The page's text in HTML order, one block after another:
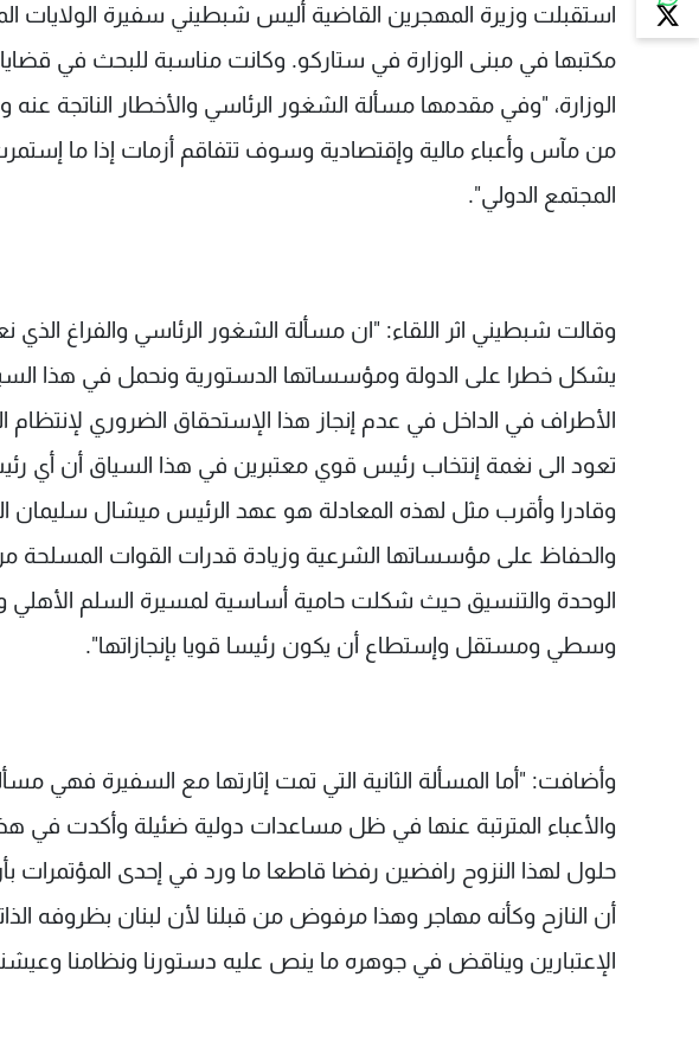
استقبلت وزيرة المهجرين القاضية أليس شبطيني سفيرة الولايات
مكتبها في مبنى الوزارة في ستاركو. وكانت مناسبة للبحث في
الوزارة، "وفي مقدمها مسألة الشغور الرئاسي والأخطار الناتجة عنه
من مآس وأعباء مالية وإقتصادية وسوف تتفاقم أزمات إذا ما
المجتمع الدولي".
وقالت شبطيني اثر اللقاء: "ان مسألة الشغور الرئاسي والفراغ
يشكل خطرا على الدولة ومؤسساتها الدستورية ونحمل في هذا
الأطراف في الداخل في عدم إنجاز هذا الإستحقاق الضروري لإنتظام
تعود الى نغمة إنتخاب رئيس قوي معتبرين في هذا السياق أن أي
وقادرا وأقرب مثل لهذه المعادلة هو عهد الرئيس ميشال سليمان
والحفاظ على مؤسساتها الشرعية وزيادة قدرات القوات
الوحدة والتنسيق حيث شكلت حامية أساسية لمسيرة السلم الأهلي
وسطي ومستقل وإستطاع أن يكون رئيسا قويا بإنجازاتها".
وأضافت: "أما المسألة الثانية التي تمت إثارتها مع السفيرة فهي
والأعباء المترتبة عنها في ظل مساعدات دولية ضئيلة وأكدت في
حلول لهذا النزوح رافضين رفضا قاطعا ما ورد في إحدى
أن النازح وكأنه مهاجر وهذا مرفوض من قبلنا لأن لبنان بظروفه
الإعتبارين ويناقض في جوهره ما ينص عليه دستورنا ونظامنا